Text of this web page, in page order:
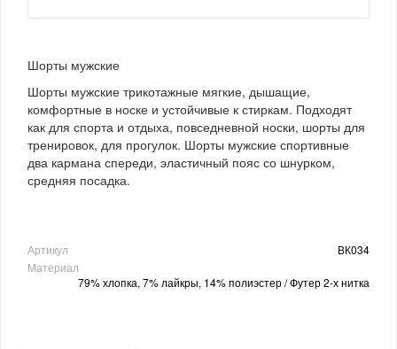
Шорты мужские
Шорты мужские трикотажные мягкие, дышащие,
комфортные в носке и устойчивые к стиркам. Подходят
как для спорта и отдыха, повседневной носки, шорты для
тренировок, для прогулок. Шорты мужские спортивные
два кармана спереди, эластичный пояс со шнурком,
средняя посадка.
Артикул
ВК034
Материал
79% хлопка, 7% лайкры, 14% полиэстер / Футер 2-х нитка